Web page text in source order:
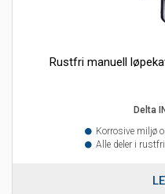
Rustfri manuell
Delta
Korrosive miljø
Alle deler i